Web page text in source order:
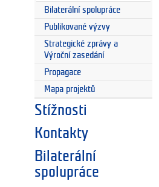
Bilaterální spolupráce
Publikované výzvy
Strategické zprávy a
Výroční zasedání
Propagace
Mapa projektů
Stížnosti
Kontakty
Bilaterální
spolupráce